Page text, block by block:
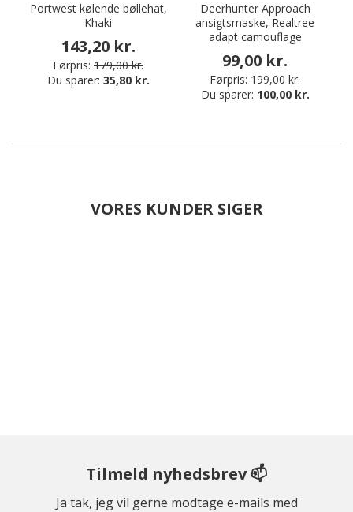
Portwest kølende bøllehat,
Khaki
143,20 kr.
Førpris: 179,00 kr.
Du sparer: 35,80 kr.
Deerhunter Approach
ansigtsmaske, Realtree
adapt camouflage
99,00 kr.
Førpris: 199,00 kr.
Du sparer: 100,00 kr.
VORES KUNDER SIGER
Tilmeld nyhedsbrev 📫
Ja tak, jeg vil gerne modtage e-mails med